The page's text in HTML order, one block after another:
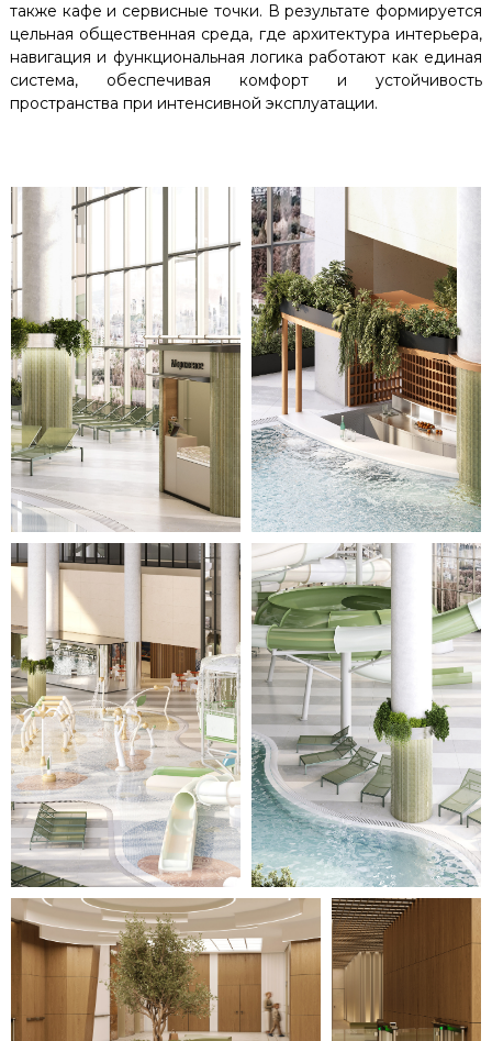
также кафе и сервисные точки. В результате формируется
цельная общественная среда, где архитектура интерьера,
навигация и функциональная логика работают как единая
система, обеспечивая комфорт и устойчивость
пространства при интенсивной эксплуатации.